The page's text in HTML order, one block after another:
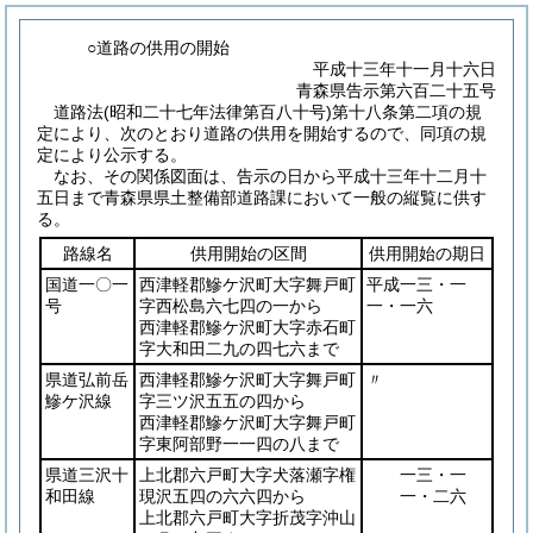
○道路の供用の開始
平成十三年十一月十六日
青森県告示第六百二十五号
道路法(昭和二十七年法律第百八十号)第十八条第二項の規
定により、次のとおり道路の供用を開始するので、同項の規
定により公示する。
なお、その関係図面は、告示の日から平成十三年十二月十
五日まで青森県県土整備部道路課において一般の縦覧に供す
る。
路線名
供用開始の区間
供用開始の期日
国道一〇一
号
西津軽郡鰺ケ沢町大字舞戸町
字西松島六七四の一から
西津軽郡鰺ケ沢町大字赤石町
字大和田二九の四七六まで
平成一三・一
一・一六
県道弘前岳
鰺ケ沢線
西津軽郡鰺ケ沢町大字舞戸町
字三ツ沢五五の四から
西津軽郡鰺ケ沢町大字舞戸町
字東阿部野一一四の八まで
〃
県道三沢十
和田線
上北郡六戸町大字犬落瀬字権
現沢五四の六六四から
上北郡六戸町大字折茂字沖山
一三・一
一・二六